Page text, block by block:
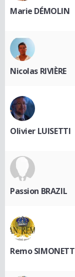
Marie DÉMOLIN
Nicolas RIVIÈRE
Olivier LUISETTI
Passion BRAZIL
Remo